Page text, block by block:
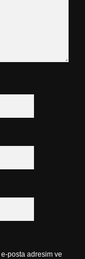
e-posta adresim ve